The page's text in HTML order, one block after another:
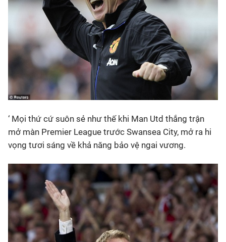
‘ Mọi thứ cứ suôn sẻ như thế khi Man Utd thắng trận
mở màn Premier League trước Swansea City, mở ra hi
vọng tươi sáng về khả năng bảo vệ ngai vương.